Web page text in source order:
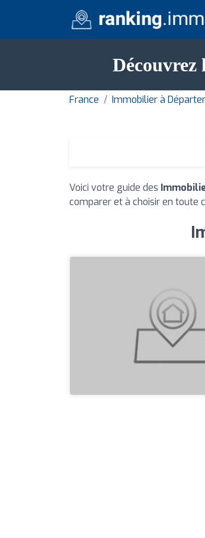
Découvrez
France Immobilier à
Voici votre guide des
comparer et à choisir en toute